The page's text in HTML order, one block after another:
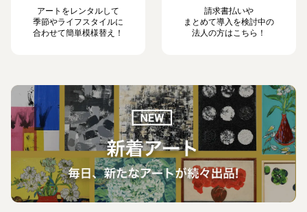
アートをレンタルして
季節やライフスタイルに
合わせて簡単模様替え！
請求書払いや
まとめて導入を検討中の
法人の方はこちら！